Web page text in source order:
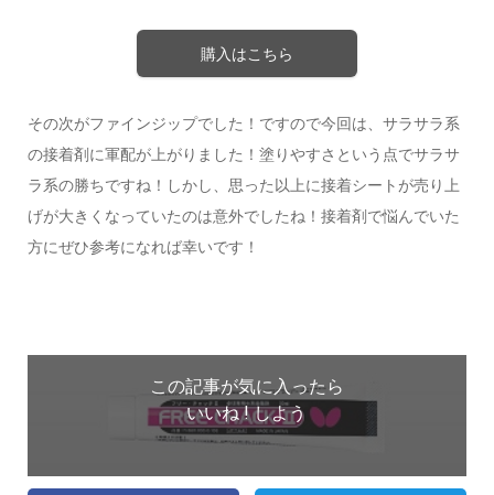
購入はこちら
その次がファインジップでした！ですので今回は、サラサラ系
の接着剤に軍配が上がりました！塗りやすさという点でサラサ
ラ系の勝ちですね！しかし、思った以上に接着シートが売り上
げが大きくなっていたのは意外でしたね！接着剤で悩んでいた
方にぜひ参考になれば幸いです！
この記事が気に入ったら
いいね ! しよう